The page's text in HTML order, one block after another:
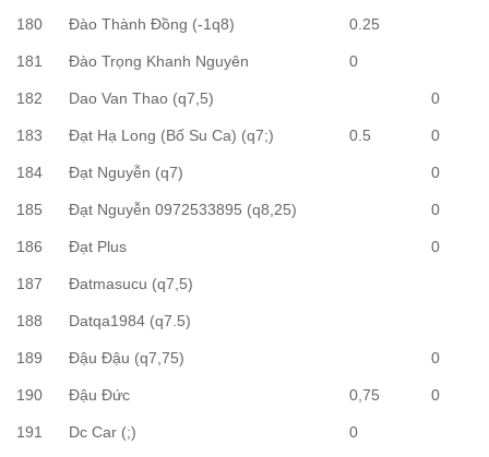
180 Đào Thành Đồng (-1q8) 0.25
181 Đào Trọng Khanh Nguyên 0
182 Dao Van Thao (q7,5) 0
183 Đạt Hạ Long (Bố Su Ca) (q7;) 0.5 0
184 Đạt Nguyễn (q7) 0
185 Đạt Nguyễn 0972533895 (q8,25) 0
186 Đạt Plus 0
187 Đatmasucu (q7,5)
188 Datqa1984 (q7.5)
189 Đậu Đậu (q7,75) 0
190 Đậu Đức 0,75 0
191 Dc Car (;) 0